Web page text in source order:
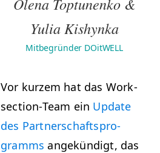
Yulia Kishynka
Mitbegründer DOitWELL
Vor kurzem hat das Work­
sec­tion-Team ein Update
des Part­ner­schaft­spro­
gramms angekündigt, das